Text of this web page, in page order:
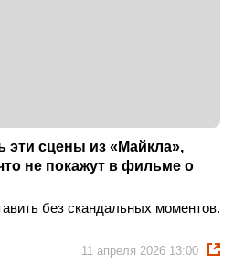
эти сцены из «Майкла»,
не покажут в фильме о
без скандальных моментов.
11 апреля 2026 13:00